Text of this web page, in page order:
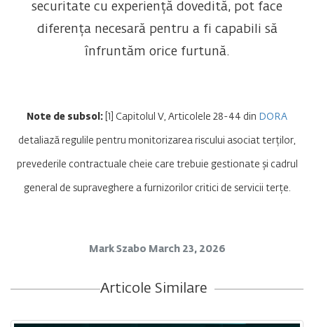
securitate cu experiență dovedită, pot face
diferența necesară pentru a fi capabili să
înfruntăm orice furtună.
Note de subsol: [1] Capitolul V, Articolele 28-44 din DORA
detaliază regulile pentru monitorizarea riscului asociat terților,
prevederile contractuale cheie care trebuie gestionate și cadrul
general de supraveghere a furnizorilor critici de servicii terțe.
Mark Szabo March 23, 2026
Articole Similare